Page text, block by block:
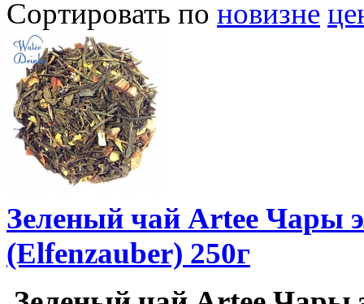
Сортировать по новизне
Зеленый чай Artee Чары
(Elfenzauber) 250г